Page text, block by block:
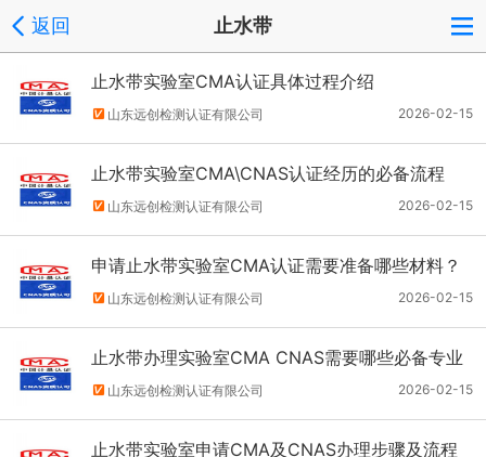
返回 止水带
止水带实验室CMA认证具体过程介绍
2026-02-15
山东远创检测认证有限公司
止水带实验室CMA\CNAS认证经历的必备流程
2026-02-15
山东远创检测认证有限公司
申请止水带实验室CMA认证需要准备哪些材料？
2026-02-15
山东远创检测认证有限公司
止水带办理实验室CMA CNAS需要哪些必备专业
技术人员？
2026-02-15
山东远创检测认证有限公司
止水带实验室申请CMA及CNAS办理步骤及流程